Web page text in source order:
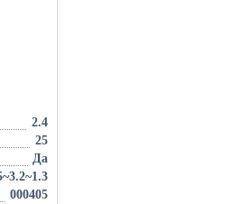
2.4
25
Да
000405